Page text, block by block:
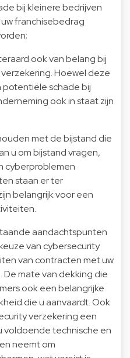
bij kleinere bedrijven
franchisebedrag
ook van belang bij
Hoewel deze
schade bij
ook in staat zijn
met de bijstand die
u om bijstand vragen,
cyberproblemen
staan er ter
belangrijk voor een
aandachtspunten
van cybersecurity
van contracten met uw
mate van dekking die
ook een belangrijke
die u aanvaardt. Ook
verzekering een
voldoende technische en
neemt om